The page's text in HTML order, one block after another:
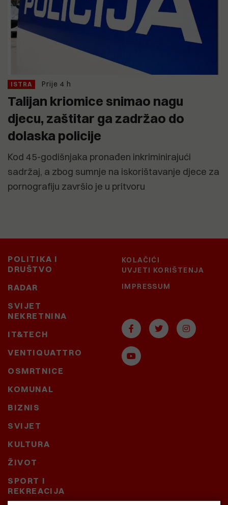
ISTRA Prije 4 h
Talijan kriomice snimao nagu
djecu, zaštitar ga zadržao do
dolaska policije
Kod 45-godišnjaka pronađen inkriminirajući
sadržaj, a zbog sumnje na iskorištavanje djece za
pornografiju završio je u pritvoru
POLITIKA I
DRUŠTVO
RADAR
SVIJET
NEKRETNINA
IT&TECH
VENTIQUATTRO
OSMRTNICE
KOMUNAL
BIZNIS
SVIJET
KULTURA
ŽIVOT
SPORT I
REKREACIJA
KOLAČIĆI
UVJETI KORIŠTENJA
IMPRESSUM